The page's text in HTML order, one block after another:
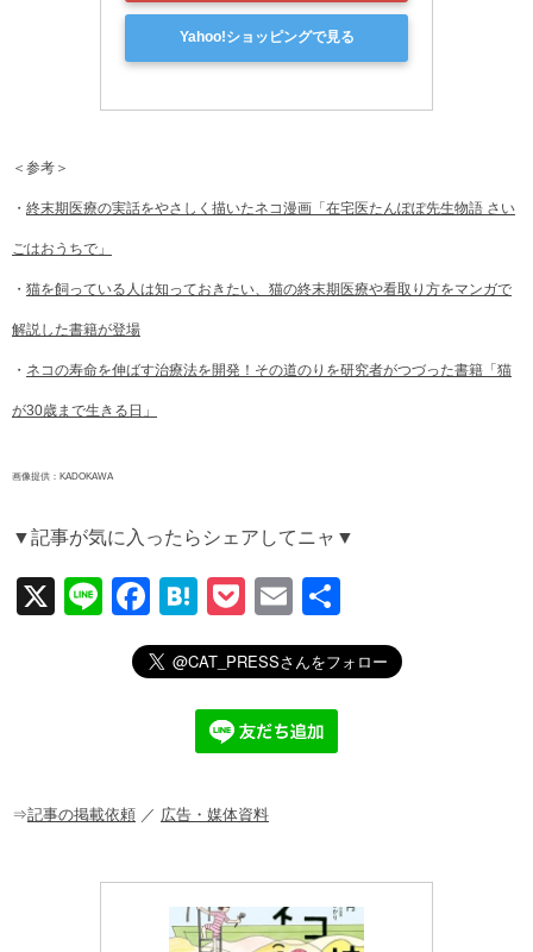
Yahoo!ショッピングで見る
＜参考＞
・ 終末期医療の実話をやさしく描いたネコ漫画「在宅医たんぽぽ先生物語 さい
ごはおうちで」
・ 猫を飼っている人は知っておきたい、猫の終末期医療や看取り方をマンガで
解説した書籍が登場
・ ネコの寿命を伸ばす治療法を開発！その道のりを研究者がつづった書籍「猫
が30歳まで生きる日」
画像提供：KADOKAWA
▼記事が気に入ったらシェアしてニャ▼
X
Li
F
a
c
o
H
at
e
n
a
P
o
ck
et
E
m
ail
有
⇒記事の掲載依頼 ／ 広告・媒体資料